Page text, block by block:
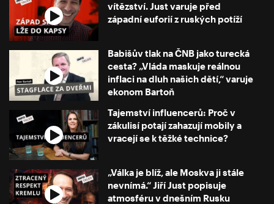
vítězství. Just varuje před
západní euforií z ruských potíží
Babišův tlak na ČNB jako turecká
cesta? „Vláda maskuje reálnou
inflaci na dluh našich dětí,“ varuje
ekonom Bartoň
Tajemství influencerů: Proč v
zákulisí potají zahazují mobily a
vracejí se k těžké technice?
„Válka je blíž, ale Moskva ji stále
nevnímá.“ Jiří Just popisuje
atmosféru v dnešním Rusku